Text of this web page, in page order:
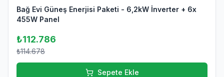
Bağ Evi Güneş Enerjisi Paketi - 6,2kW İnverter + 6x
455W Panel
₺112.786
₺114.678
Sepete Ekle